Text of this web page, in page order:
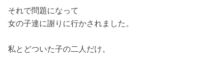
それで問題になって
女の子達に謝りに行かされました。
私とどついた子の二人だけ。